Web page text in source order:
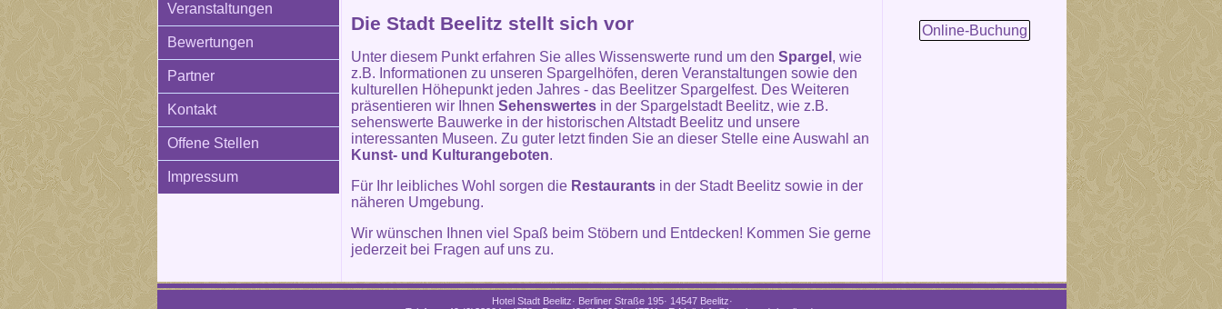
Veranstaltungen
Bewertungen
Partner
Kontakt
Offene Stellen
Impressum
Die Stadt Beelitz stellt sich vor
Unter diesem Punkt erfahren Sie alles Wissenswerte rund um den Spargel , wie
z.B. Informationen zu unseren Spargelhöfen, deren Veranstaltungen sowie den
kulturellen Höhepunkt jeden Jahres - das Beelitzer Spargelfest. Des Weiteren
präsentieren wir Ihnen Sehenswertes in der Spargelstadt Beelitz, wie z.B.
sehenswerte Bauwerke in der historischen Altstadt Beelitz und unsere
interessanten Museen. Zu guter letzt finden Sie an dieser Stelle eine Auswahl an
Kunst- und Kulturangeboten.
Für Ihr leibliches Wohl sorgen die Restaurants in der Stadt Beelitz sowie in der
näheren Umgebung.
Wir wünschen Ihnen viel Spaß beim Stöbern und Entdecken! Kommen Sie gerne
jederzeit bei Fragen auf uns zu.
Online-Buchung
Hotel Stadt Beelitz· Berliner Straße 195· 14547 Beelitz·